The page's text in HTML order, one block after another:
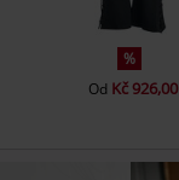
%
Od Kč 926,00